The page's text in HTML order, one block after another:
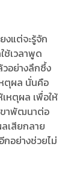
งแต่จะรู้จัก
ช้เวลาพูด
วอย่างลึกซึ้ง
ตุผล นั่นคือ
หตุผล เพื่อให้
ขาพัฒนาต่อ
เสียกลาย
กอย่างช่วยไม่